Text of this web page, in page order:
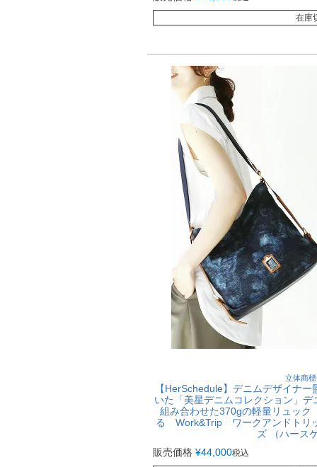
在庫
立体商
【HerSchedule】デニムデザイナ
いた「美星デニムコレクション」
組み合わせた370gの軽量リュッ
る Work&Trip ワークアンドトリ
ズ （ハース
販売価格 ¥44,000税込